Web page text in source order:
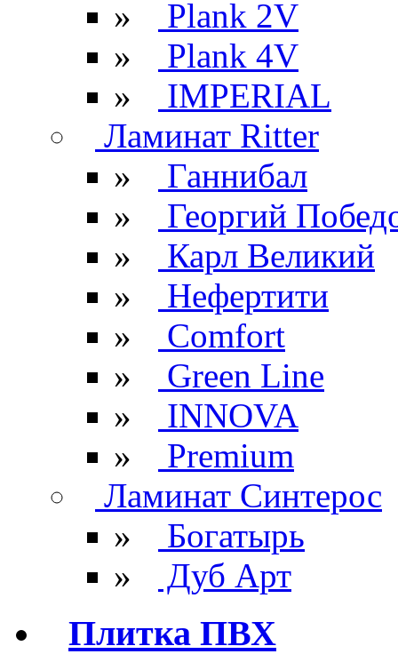
»
Plank 2V
»
Plank 4V
»
IMPERIAL
Ламинат Ritter
»
Ганнибал
»
Георгий
»
Карл Великий
»
Нефертити
»
Comfort
»
Green Line
»
INNOVA
»
Premium
Ламинат Синтерос
»
Богатырь
»
Дуб Арт
Плитка ПВХ